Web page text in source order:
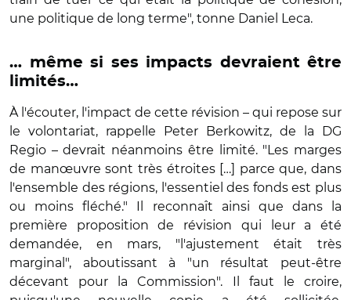
une politique de long terme", tonne Daniel Leca.
… même si ses impacts devraient être
limités…
À l'écouter, l'impact de cette révision – qui repose sur
le volontariat, rappelle Peter Berkowitz, de la DG
Regio – devrait néanmoins être limité. "Les marges
de manœuvre sont très étroites […] parce que, dans
l'ensemble des régions, l'essentiel des fonds est plus
ou moins fléché." Il reconnaît ainsi que dans la
première proposition de révision qui leur a été
demandée, en mars, "l'ajustement était très
marginal", aboutissant à "un résultat peut-être
décevant pour la Commission". Il faut le croire,